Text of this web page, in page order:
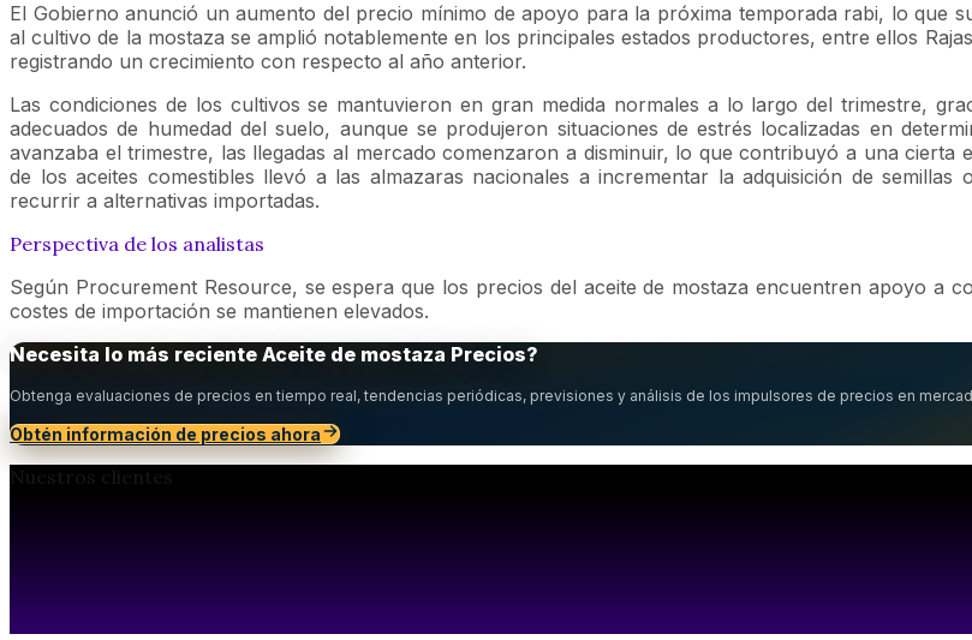
El Gobierno anunció un aumento del precio mínimo de apoyo para la próxima temporada rabi, lo que
al cultivo de la mostaza se amplió notablemente en los principales estados productores, entre ellos
registrando un crecimiento con respecto al año anterior.
Las condiciones de los cultivos se mantuvieron en gran medida normales a lo largo del trimestre,
adecuados de humedad del suelo, aunque se produjeron situaciones de estrés localizadas en
avanzaba el trimestre, las llegadas al mercado comenzaron a disminuir, lo que contribuyó a una cierta
de los aceites comestibles llevó a las almazaras nacionales a incrementar la adquisición de
recurrir a alternativas importadas.
Perspectiva de los analistas
Según Procurement Resource, se espera que los precios del aceite de mostaza encuentren apoyo a
costes de importación se mantienen elevados.
Necesita lo más reciente Aceite de mostaza Precios?
Obtenga evaluaciones de precios en tiempo real, tendencias periódicas, previsiones y análisis de los impulsores de precios en
Obtén información de precios ahora